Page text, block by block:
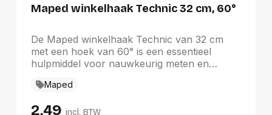
Maped winkelhaak Technic 32 cm, 60°
De Maped winkelhaak Technic van 32 cm
met een hoek van 60° is een essentieel
hulpmiddel voor nauwkeurig meten en
voorzien van UV-inkts graduaties, wat zorgt
progressieve graduaties en visuele
Maped
2,49 incl. BTW